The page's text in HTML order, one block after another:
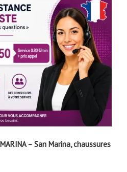
– San Marina, chaussures